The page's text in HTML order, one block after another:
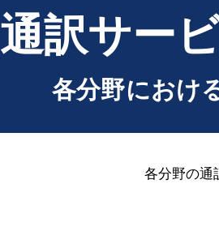
通訳サー
各分野におけ
各分野の通